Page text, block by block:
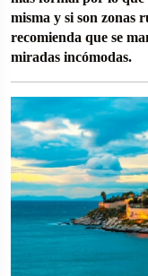
misma y si son zonas
recomienda que se
miradas incómodas.